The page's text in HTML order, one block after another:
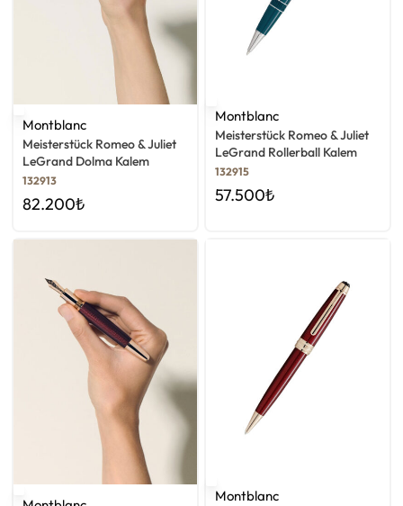
Montblanc
Meisterstück Romeo & Juliet
LeGrand Dolma Kalem
132913
82.200₺
Montblanc
Meisterstück Romeo & Juliet
LeGrand Rollerball Kalem
132915
57.500₺
Montblanc